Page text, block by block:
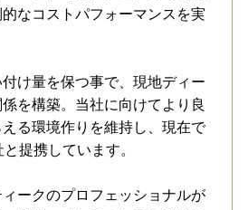
なコストパフォーマンスを実
け量を保つ事で、現地ディー
を構築。当社に向けてより良
る環境作りを維持し、現在で
提携しています。
ークのプロフェッショナルが